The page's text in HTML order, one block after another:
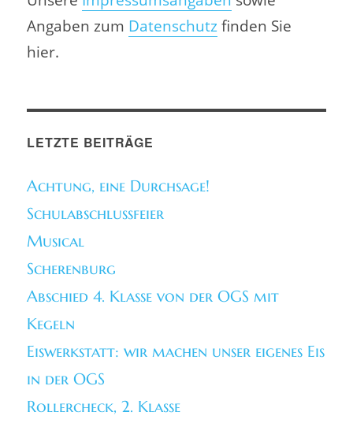
Angaben zum Datenschutzfinden Sie
hier.
LETZTE BEITRÄGE
Achtung, eine Durchsage!
Schulabschlussfeier
Musical
Scherenburg
Abschied 4. Klasse von der OGS mit
Kegeln
Eiswerkstatt: wir machen unser eigenes Eis
in der OGS
Rollercheck, 2. Klasse